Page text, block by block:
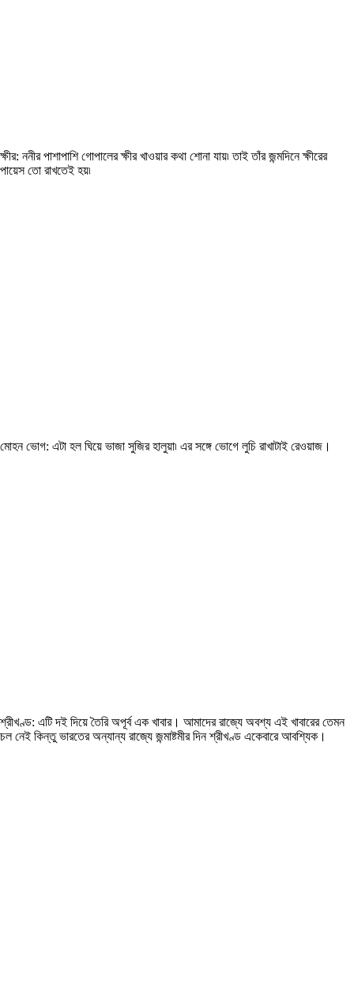
ক্ষীর: ননীর পাশাপাশি গোপালের ক্ষীর খাওয়ার কথা শোনা যায়৷ তাই তাঁর জন্মদিনে ক্ষীরের
পায়েস তো রাখতেই হয়৷
মোহন ভোগ: এটা হল ঘিয়ে ভাজা সুজির হালুয়া৷ এর সঙ্গে ভোগে লুচি রাখাটাই রেওয়াজ।
শ্রীখণ্ড: এটি দই দিয়ে তৈরি অপূর্ব এক খাবার। আমাদের রাজ্যে অবশ্য এই খাবারের তেমন
চল নেই কিন্তু ভারতের অন্যান্য রাজ্যে জন্মাষ্টমীর দিন শ্রীখণ্ড একেবারে আবশ্যিক।